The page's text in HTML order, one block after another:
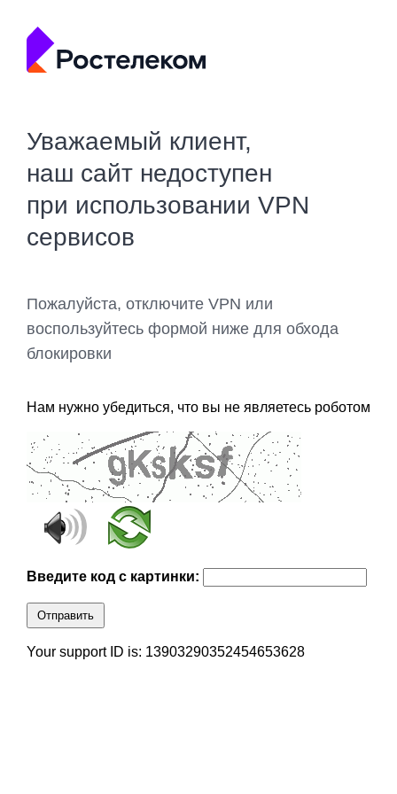
Уважаемый клиент,
наш сайт недоступен
при использовании VPN
сервисов
Пожалуйста, отключите VPN или
воспользуйтесь формой ниже для обхода
блокировки
Нам нужно убедиться, что вы не являетесь роботом
Введите код с картинки:
Отправить
Your support ID is: 13903290352454653628